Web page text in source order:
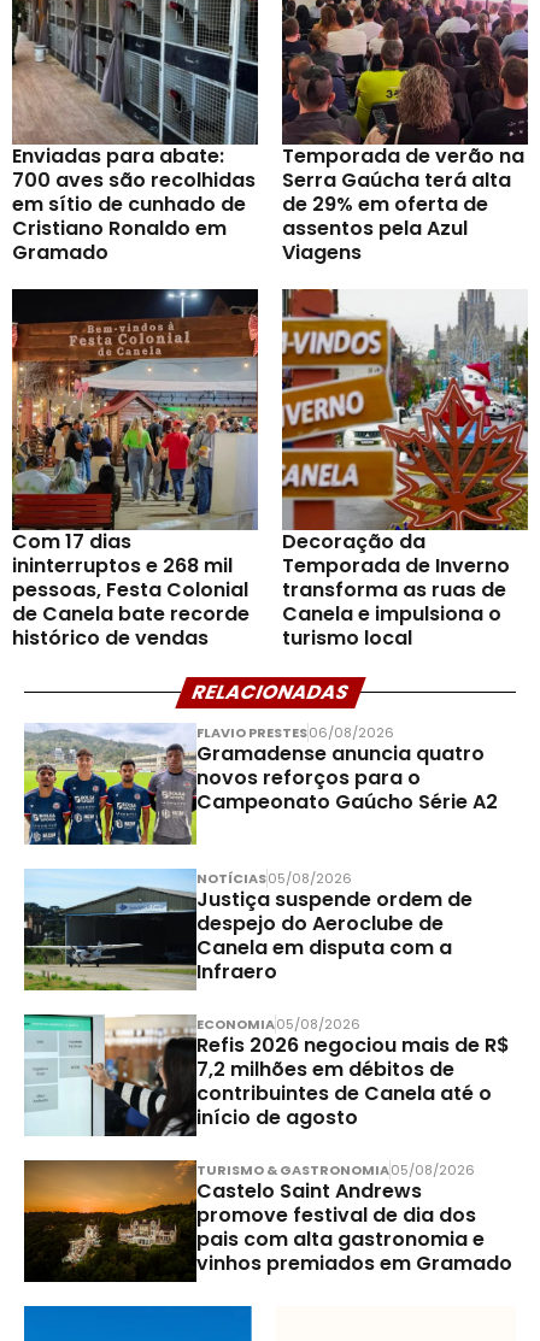
Enviadas para abate:
700 aves são recolhidas
em sítio de cunhado de
Cristiano Ronaldo em
Gramado
Temporada de verão na
Serra Gaúcha terá alta
de 29% em oferta de
assentos pela Azul
Viagens
Com 17 dias
ininterruptos e 268 mil
pessoas, Festa Colonial
de Canela bate recorde
histórico de vendas
Decoração da
Temporada de Inverno
transforma as ruas de
Canela e impulsiona o
turismo local
RELACIONADAS
FLAVIO PRESTES06/08/2026
Gramadense anuncia quatro
novos reforços para o
Campeonato Gaúcho Série A2
NOTÍCIAS05/08/2026
Justiça suspende ordem de
despejo do Aeroclube de
Canela em disputa com a
Infraero
ECONOMIA05/08/2026
Refis 2026 negociou mais de R$
7,2 milhões em débitos de
contribuintes de Canela até o
início de agosto
TURISMO & GASTRONOMIA05/08/2026
Castelo Saint Andrews
promove festival de dia dos
pais com alta gastronomia e
vinhos premiados em Gramado